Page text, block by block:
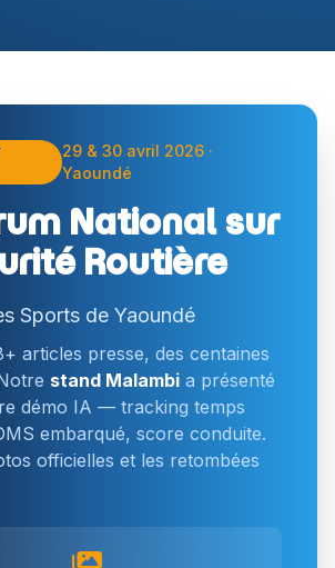
29 & 30 avril 2026 ·
Yaoundé
National sur
Routière
Sports de Yaoundé
articles presse, des centaines
stand Malambi a présenté
démo IA — tracking temps
embarqué, score conduite.
officielles et les retombées